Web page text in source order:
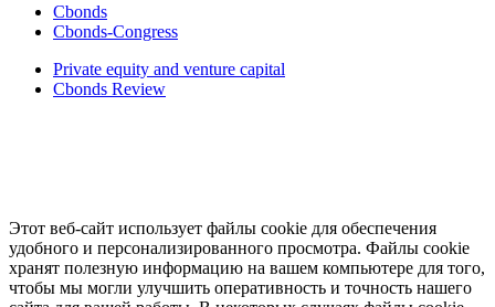
Cbonds
Cbonds-Congress
Private equity and venture capital
Cbonds Review
Этот веб-сайт использует файлы cookie для обеспечения
удобного и персонализированного просмотра. Файлы cookie
хранят полезную информацию на вашем компьютере для того,
чтобы мы могли улучшить оперативность и точность нашего